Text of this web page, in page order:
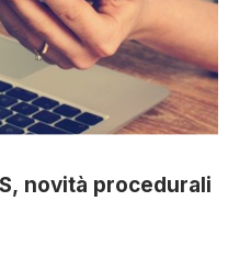
novità procedurali